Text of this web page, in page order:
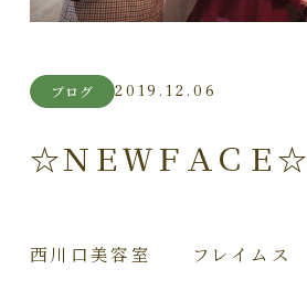
ブログ 2019.12.06
☆ＮＥＷＦＡＣＥ☆
西川口美容室 フレイムス